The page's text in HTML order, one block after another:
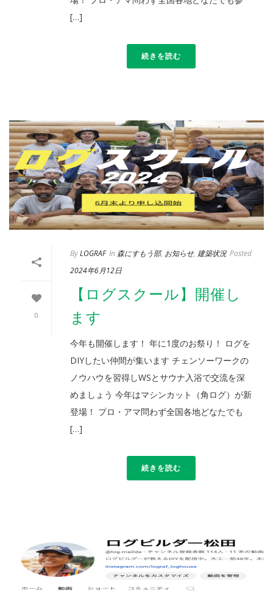
[…]
続きを読む
0
ByLOGRAF In 森にすもう部, お知らせ, 建築状況 Posted
2024年6月12日
【ログスクール】開催し
ます
今年も開催します！ 年に1度のお祭り！ ログを
DIYしたい仲間が集います チェンソーワークの
ノウハウを習得しWSとサウナ入浴で交流を深
めましょう 今年はマシンカット（角ログ）が新
登場！ プロ・アマ問わず全国各地どなたでも
[…]
続きを読む